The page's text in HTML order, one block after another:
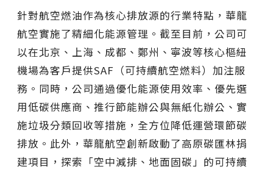
針對航空燃油作為核心排放源的行業特點，華龍
航空實施了精細化能源管理。截至目前，公司可
以在北京、上海、成都、鄭州、寧波等核心樞紐
機場為客戶提供SAF（可持續航空燃料）加注服
務。同時，公司通過優化能源使用效率、優先選
用低碳供應商、推行節能辦公與無紙化辦公、實
施垃圾分類回收等措施，全方位降低運營環節碳
排放。此外，華龍航空創新啟動了高原碳匯林捐
建項目，探索「空中減排、地面固碳」的可持續